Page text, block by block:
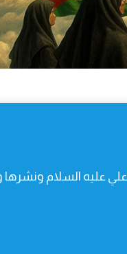
علي عليه السلام